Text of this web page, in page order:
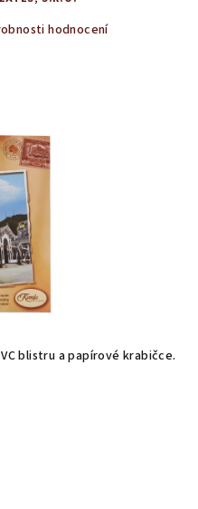
blistru a papírové krabičce.
hodnocení